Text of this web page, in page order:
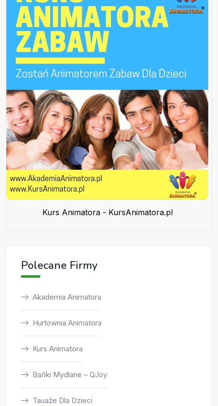
Kurs Animatora - KursAnimatora.pl
Polecane Firmy
Akademia Animatora
Hurtownia Animatora
Kurs Animatora
Bańki Mydlane – QJoy
Tauaże Dla Dzieci